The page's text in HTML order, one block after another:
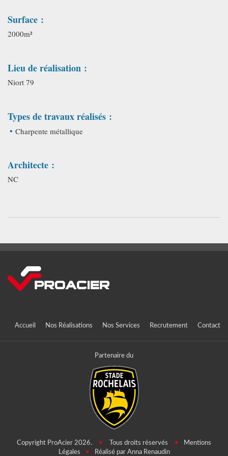
Surface :
2000m²
Lieu de réalisation :
Niort 79
Types de travaux réalisés :
Charpente métallique
Architecte :
NC
Accueil Nos Réalisations Nos Services Recrutement Contact
Partenaire du
Copyright ProAcier 2026. • Tous droits réservés •
Mentions
Légales
• Réalisé par Anna Renaudin